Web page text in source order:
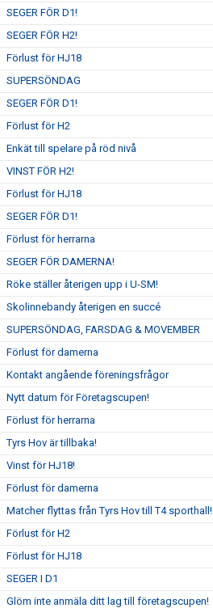
SEGER FÖR D1!
SEGER FÖR H2!
Förlust för HJ18
SUPERSÖNDAG
SEGER FÖR D1!
Förlust för H2
Enkät till spelare på röd nivå
VINST FÖR H2!
Förlust för HJ18
SEGER FÖR D1!
Förlust för herrarna
SEGER FÖR DAMERNA!
Röke ställer återigen upp i U-SM!
Skolinnebandy återigen en succé
SUPERSÖNDAG, FARSDAG & MOVEMBER
Förlust för damerna
Kontakt angående föreningsfrågor
Nytt datum för Företagscupen!
Förlust för herrarna
Tyrs Hov är tillbaka!
Vinst för HJ18!
Förlust för damerna
Matcher flyttas från Tyrs Hov till T4 sporthall!
Förlust för H2
Förlust för HJ18
SEGER I D1
Glöm inte anmäla ditt lag till företagscupen!